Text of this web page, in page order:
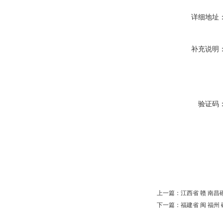
详细地址
补充说明
验证码
上一篇： 江西省 赣 南昌
下一篇： 福建省 闽 福州